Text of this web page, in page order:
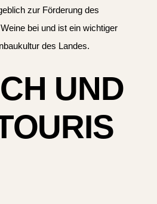
zur Förderung des
bei und ist ein wichtiger
des Landes.
UND